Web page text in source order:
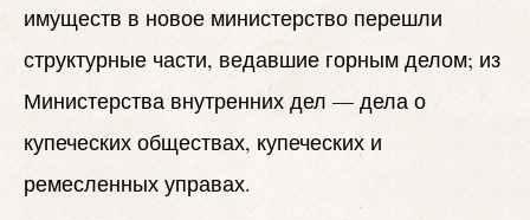
имуществ в новое министерство перешли
структурные части, ведавшие горным делом; из
Министерства внутренних дел — дела о
купеческих обществах, купеческих и
ремесленных управах.